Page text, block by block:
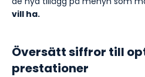
vill ha.
Översätt siffror till
prestationer